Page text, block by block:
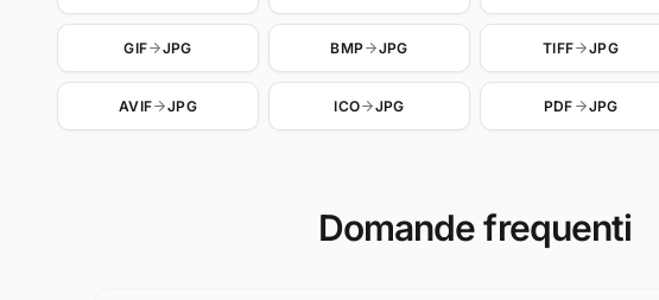
GIF JPG BMP JPG TIFF JPG
AVIF JPG ICO JPG PDF JPG
Domande frequenti